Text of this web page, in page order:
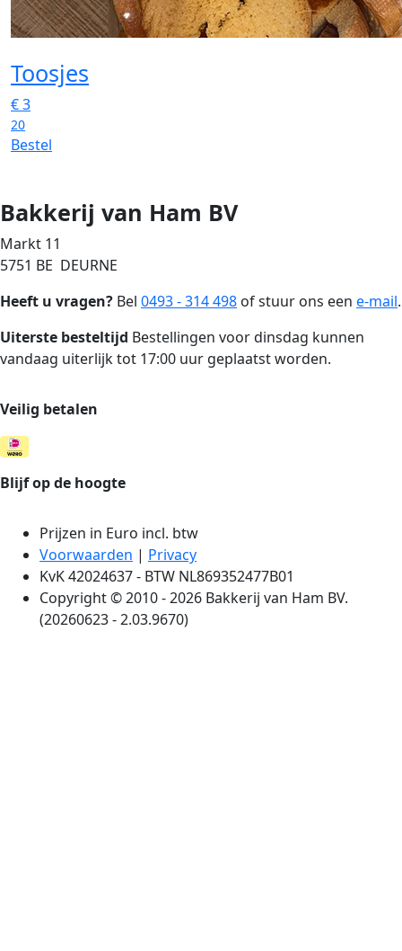
Toosjes
€3
20
Bestel
Bakkerij van Ham BV
Markt 11
5751 BE DEURNE
Heeft u vragen? Bel 0493 - 314 498 of stuur ons een e-mail.
Uiterste besteltijd Bestellingen voor dinsdag kunnen
vandaag uiterlijk tot 17:00 uur geplaatst worden.
Veilig betalen
Blijf op de hoogte
Prijzen in Euro incl. btw
Voorwaarden | Privacy
KvK 42024637 - BTW NL869352477B01
Copyright © 2010 - 2026 Bakkerij van Ham BV.
(20260623 - 2.03.9670)